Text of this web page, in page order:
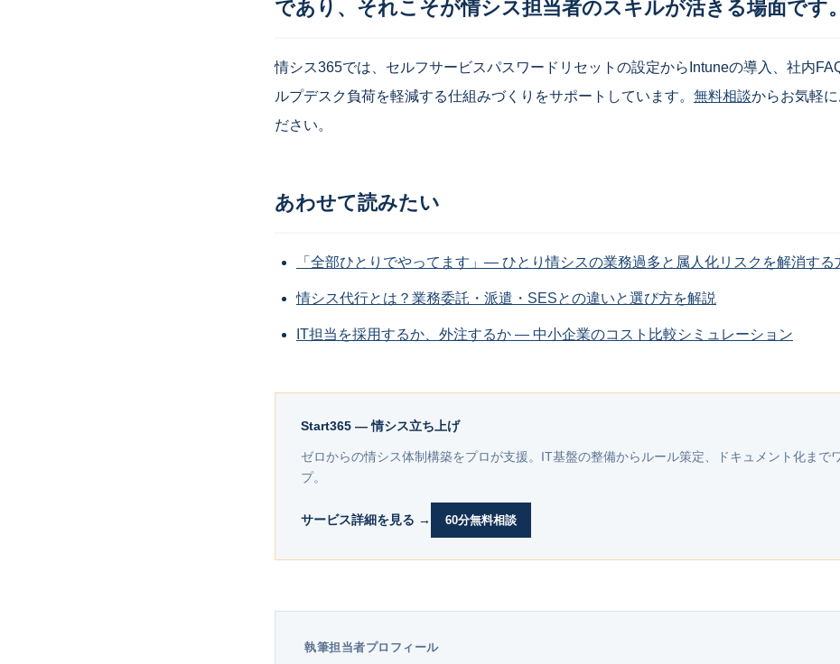
であり、それこそが情シス担当者のスキルが活きる場面です。
情シス365では、セルフサービスパスワードリセットの設定からIntuneの導入、社内
ルプデスク負荷を軽減する仕組みづくりをサポートしています。 無料相談からお気軽に
ださい。
あわせて読みたい
「全部ひとりでやってます」― ひとり情シスの業務過多と属人化リスクを解消する
情シス代行とは？業務委託・派遣・SESとの違いと選び方を解説
IT担当を採用するか、外注するか ― 中小企業のコスト比較シミュレーション
Start365 — 情シス立ち上げ
ゼロからの情シス体制構築をプロが支援。IT基盤の整備からルール策定、ドキュメント化まで
プ。
サービス詳細を見る → 60分無料相談
執筆担当者プロフィール